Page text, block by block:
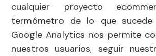
cualquier proyecto
termómetro de lo que
Google Analytics nos permite
nuestros usuarios, seguir